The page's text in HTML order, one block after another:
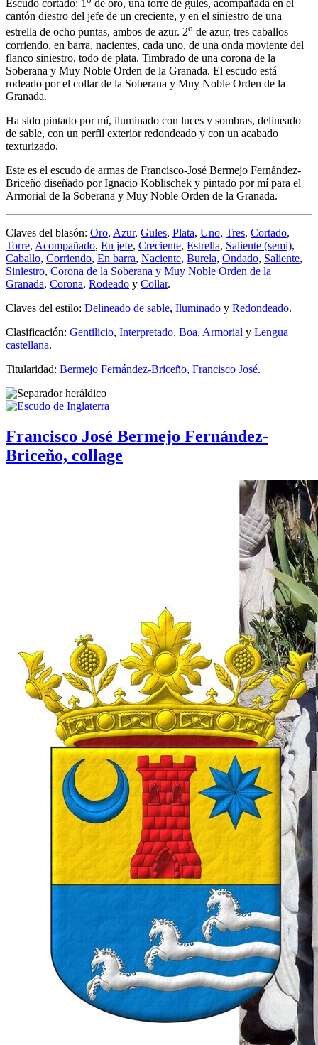
Escudo cortado: 1
de oro, una torre de gules, acompañada en el
cantón diestro del jefe de un creciente, y en el siniestro de una
estrella de ocho puntas, ambos de azur. 2o de azur, tres caballos
corriendo, en barra, nacientes, cada uno, de una onda moviente del
flanco siniestro, todo de plata. Timbrado de una corona de la
Soberana y Muy Noble Orden de la Granada. El escudo está
rodeado por el collar de la Soberana y Muy Noble Orden de la
Granada.
Ha sido pintado por mí, iluminado con luces y sombras, delineado
de sable, con un perfil exterior redondeado y con un acabado
texturizado.
Este es el escudo de armas de Francisco-José Bermejo Fernández-
Briceño diseñado por Ignacio Koblischek y pintado por mí para el
Armorial de la Soberana y Muy Noble Orden de la Granada.
Claves del blasón: Oro, Azur, Gules, Plata, Uno, Tres, Cortado,
Torre, Acompañado, En jefe, Creciente, Estrella, Saliente (semi),
Caballo, Corriendo, En barra, Naciente, Burela, Ondado, Saliente,
Siniestro, Corona de la Soberana y Muy Noble Orden de la
Granada, Corona, Rodeado y Collar.
Claves del estilo: Delineado de sable, Iluminado y Redondeado.
Clasificación: Gentilicio, Interpretado, Boa, Armorial y Lengua
castellana.
Titularidad: Bermejo Fernández-Briceño, Francisco José.
Francisco José Bermejo Fernández-
Briceño, collage